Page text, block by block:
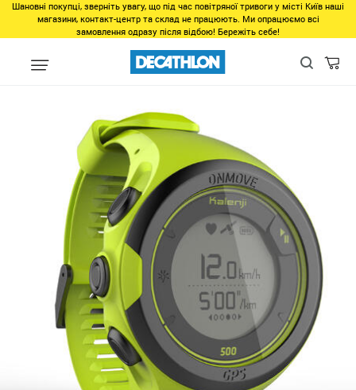
Шановні покупці, зверніть увагу, що під час повітряної тривоги у місті Київ наші
магазини, контакт-центр та склад не працюють. Ми опрацюємо всі
замовлення одразу після відбою! Бережіть себе!
Виды спорта Бег, Cпортивная ходьба Электроника